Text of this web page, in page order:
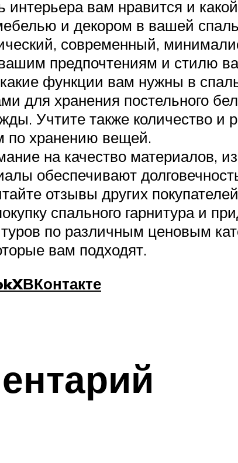
вам нравится и
и декором в вашей
современный,
вашим предпочтениям и стилю
функции вам нужны в
для хранения постельного
Учтите также количество и
по хранению вещей.
на качество материалов,
обеспечивают
отзывы других
спального гарнитура и
по различным ценовым
вам подходят.
XВКонтакте